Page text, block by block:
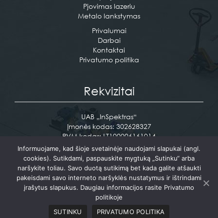
Pjovimas lazeriu
Metalo lankstymas
Privalumai
Darbai
Kontaktai
Privatumo politika
Rekvizitai
UAB „InSpektras“
Įmonės kodas: 302628327
PVM kodas: LT100006161014
Pramonės g. 12 Vaidotai, Vilniaus raj.
Tel. +370 610 17716
info@inspektras.lt
Sukurta:PictureIdeas
Informuojame, kad šioje svetainėje naudojami slapukai (angl.
cookies). Sutikdami, paspauskite mygtuką „Sutinku“ arba
naršykite toliau. Savo duotą sutikimą bet kada galite atšaukti
pakeisdami savo interneto naršyklės nustatymus ir ištrindami
įrašytus slapukus. Daugiau informacijos rasite Privatumo
politikoje
SUTINKU
PRIVATUMO POLITIKA